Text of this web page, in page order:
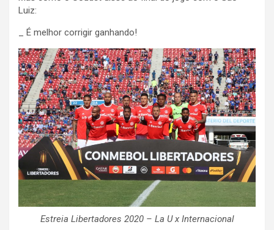
Luiz:
_ É melhor corrigir ganhando!
Estreia Libertadores 2020 – La U x Internacional